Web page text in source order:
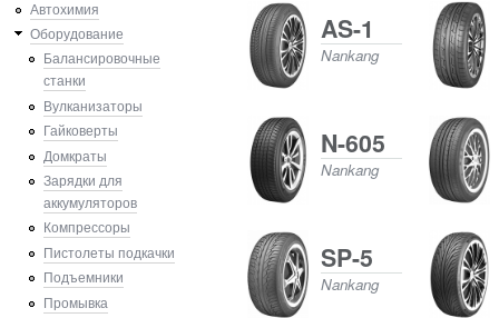
Автохимия
Оборудование
Балансировочные
станки
Вулканизаторы
Гайковерты
Домкраты
Зарядки для
аккумуляторов
Компрессоры
Пистолеты подкачки
Подъемники
Промывка
AS-1
Nankang
N-605
Nankang
SP-5
Nankang